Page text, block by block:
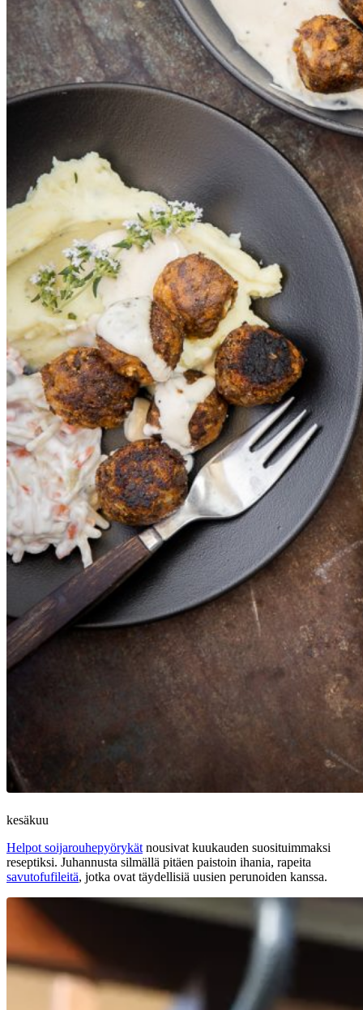
kesäkuu
Helpot soijarouhepyörykät nousivat kuukauden suosituimmaksi
reseptiksi. Juhannusta silmällä pitäen paistoin ihania, rapeita
savutofufileitä, jotka ovat täydellisiä uusien perunoiden kanssa.